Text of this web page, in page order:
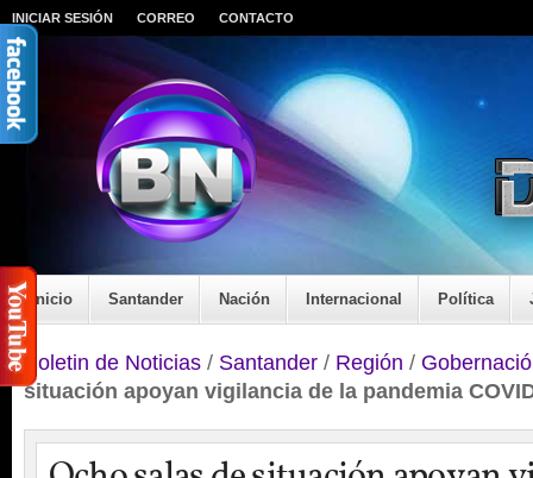
INICIAR SESIÓN CORREO CONTACTO
Inicio Santander Nación Internacional Política
Boletin de Noticias / Santander / Región /
situación apoyan vigilancia de la pandemia